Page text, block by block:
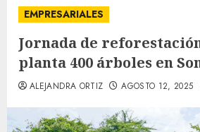
EMPRESARIALES
Jornada de
planta 400 árboles en
ALEJANDRA ORTIZ AGOSTO 12, 2025